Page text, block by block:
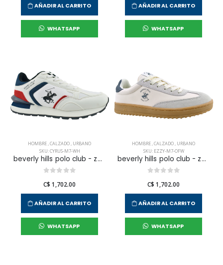
AÑADIR AL CARRITO
WHATSAPP
AÑADIR AL CARRITO
WHATSAPP
HOMBRE,CALZADO, URBANO
SKU: CYRUS-M7-WH
beverly hills polo club - zapatilla urbana cyrus para hombre
C$ 1,702.00
AÑADIR AL CARRITO
WHATSAPP
HOMBRE,CALZADO, URBANO
SKU: EZZY-M7-OFW
beverly hills polo club - zapatilla urbana ezzy para hombre
C$ 1,702.00
AÑADIR AL CARRITO
WHATSAPP